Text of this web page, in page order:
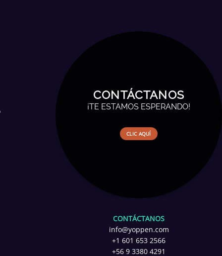
CONTÁCTANOS
¡TE ESTAMOS ESPERANDO!
CLIC AQUÍ
CONTÁCTANOS
info@yoppen.com
+1 601 653 2566
+56 9 3380 4291